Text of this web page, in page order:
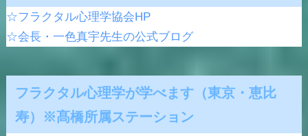
☆フラクタル心理学協会HP
☆会長・一色真宇先生の公式ブログ
フラクタル心理学が学べます（東京・恵比
寿）※髙橋所属ステーション